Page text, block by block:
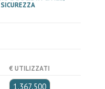
€ UTILIZZATI
1.367.500